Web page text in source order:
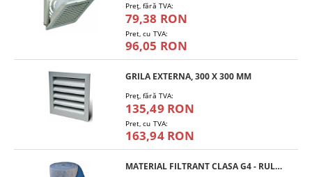
Preţ, fără TVA:
79,38 RON
Pret, cu TVA:
96,05 RON
GRILA EXTERNA, 300 X 300 MM
Preţ, fără TVA:
135,49 RON
Pret, cu TVA:
163,94 RON
MATERIAL FILTRANT CLASA G4 - RULOU